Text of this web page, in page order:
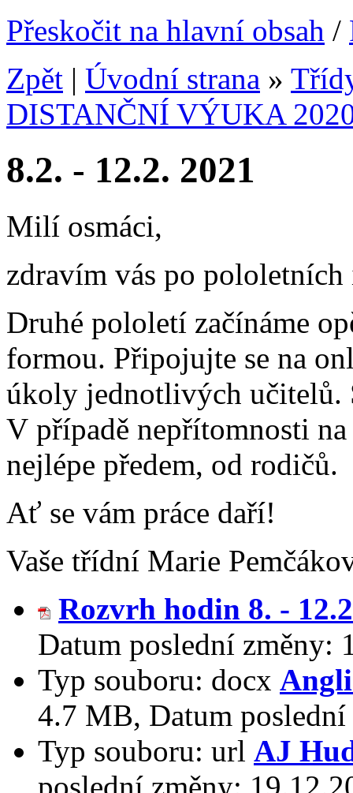
Přeskočit na hlavní obsah /
Zpět | Úvodní strana »
DISTANČNÍ VÝUKA
8.2. - 12.2. 2021
Milí osmáci,
zdravím vás po
Druhé pololetí začínáme
formou. Připojujte se na
úkoly jednotlivých učitelů.
V případě nepřítomnosti
nejlépe předem, od rodičů.
Ať se vám práce daří!
Vaše třídní Marie
Rozvrh hodin 8. -
Datum poslední změny:
Typ souboru: docx
4.7 MB, Datum
Typ souboru: url AJ
poslední změny: